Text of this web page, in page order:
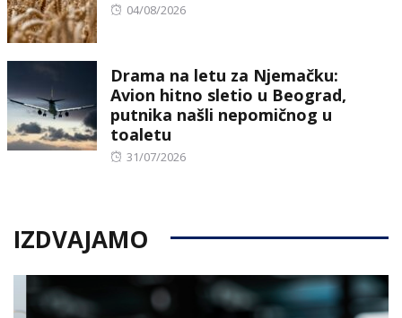
Posted
04/08/2026
Drama na letu za Njemačku:
Avion hitno sletio u Beograd,
putnika našli nepomičnog u
toaletu
Posted
31/07/2026
IZDVAJAMO